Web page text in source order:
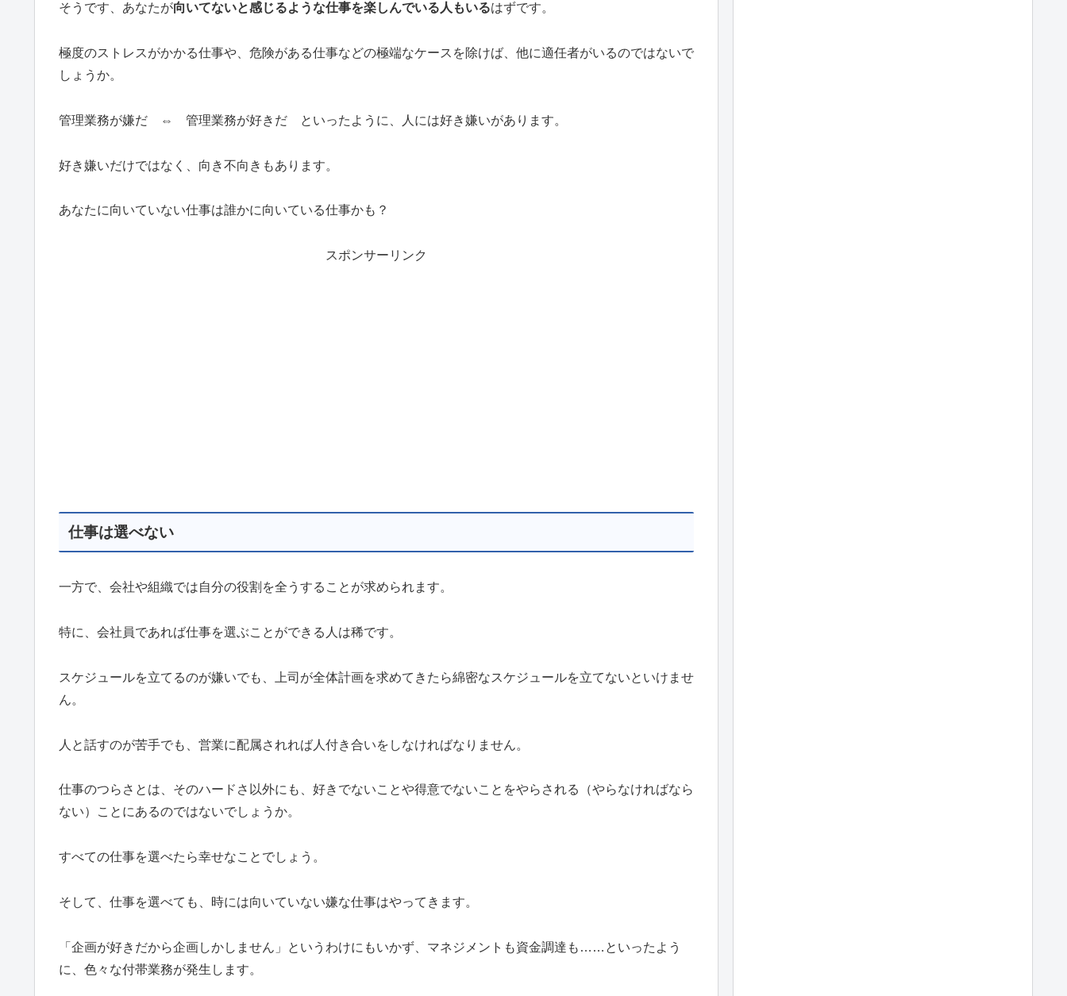
そうです、あなたが向いてないと感じるような仕事を楽しんでいる人もいるはずです。
極度のストレスがかかる仕事や、危険がある仕事などの極端なケースを除けば、他に適任者がいるのではないで
しょうか。
管理業務が嫌だ ⇔ 管理業務が好きだ といったように、人には好き嫌いがあります。
好き嫌いだけではなく、向き不向きもあります。
あなたに向いていない仕事は誰かに向いている仕事かも？
スポンサーリンク
仕事は選べない
一方で、会社や組織では自分の役割を全うすることが求められます。
特に、会社員であれば仕事を選ぶことができる人は稀です。
スケジュールを立てるのが嫌いでも、上司が全体計画を求めてきたら綿密なスケジュールを立てないといけませ
ん。
人と話すのが苦手でも、営業に配属されれば人付き合いをしなければなりません。
仕事のつらさとは、そのハードさ以外にも、好きでないことや得意でないことをやらされる（やらなければなら
ない）ことにあるのではないでしょうか。
すべての仕事を選べたら幸せなことでしょう。
そして、仕事を選べても、時には向いていない嫌な仕事はやってきます。
「企画が好きだから企画しかしません」というわけにもいかず、マネジメントも資金調達も……といったよう
に、色々な付帯業務が発生します。